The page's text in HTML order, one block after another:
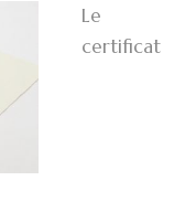
Le
certificat